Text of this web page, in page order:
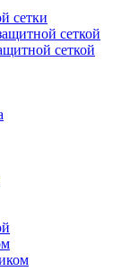
сетки
сеткой
сеткой